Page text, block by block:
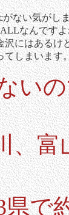
ない気が
なんですよ
にはある
てしまいます
い
、
で